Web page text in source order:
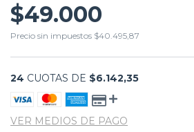
$49.000
Precio sin impuestos $40.495,87
24 CUOTAS DE $6.142,35
VER MEDIOS DE PAGO